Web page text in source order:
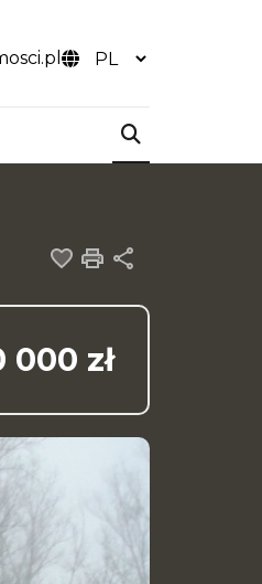
Dodaj do
Drukuj
000 zł